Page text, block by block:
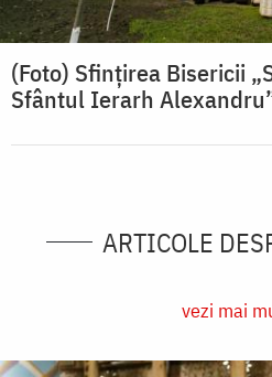
(Foto) Sfințirea Bisericii
Sfântul Ierarh
ARTICOLE
vezi mai